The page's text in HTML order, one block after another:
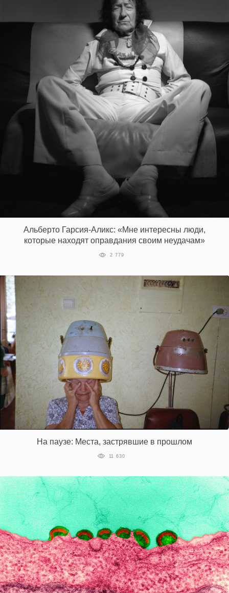
Альберто Гарсия-Аликс: «Мне интересны люди,
которые находят оправдания своим неудачам»
2 779
На паузе: Места, застрявшие в прошлом
11 630